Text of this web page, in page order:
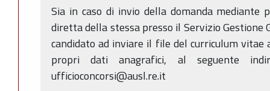
Sia in caso di invio della domanda mediante
diretta della stessa presso il Servizio Gestione
candidato ad inviare il file del curriculum
propri dati anagrafici, al seguente
ufficioconcorsi@ausl.re.it